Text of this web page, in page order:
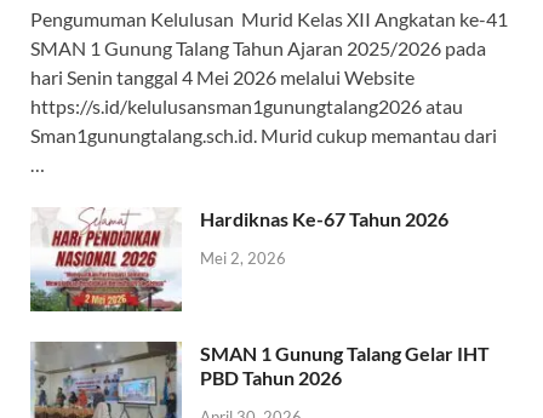
Pengumuman Kelulusan Murid Kelas XII Angkatan ke-41
SMAN 1 Gunung Talang Tahun Ajaran 2025/2026 pada
hari Senin tanggal 4 Mei 2026 melalui Website
https://s.id/kelulusansman1gunungtalang2026 atau
Sman1gunungtalang.sch.id. Murid cukup memantau dari
…
Hardiknas Ke-67 Tahun 2026
Mei 2, 2026
SMAN 1 Gunung Talang Gelar IHT
PBD Tahun 2026